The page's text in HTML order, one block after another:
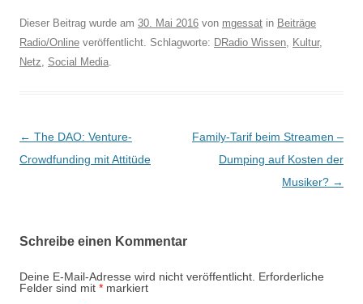
Dieser Beitrag wurde am 30. Mai 2016 von mgessat in Beiträge
Radio/Online veröffentlicht. Schlagworte: DRadio Wissen, Kultur,
Netz, Social Media.
Beitragsnavigation
← The DAO: Venture-
Crowdfunding mit Attitüde
Family-Tarif beim Streamen –
Dumping auf Kosten der
Musiker? →
Schreibe einen Kommentar
Deine E-Mail-Adresse wird nicht veröffentlicht. Erforderliche
Felder sind mit * markiert